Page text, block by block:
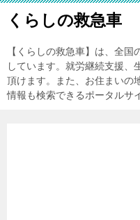
くらしの救急車
【くらしの救急車】は、全
しています。就労継続支援、
頂けます。また、お住まいの
情報も検索できるポータルサ